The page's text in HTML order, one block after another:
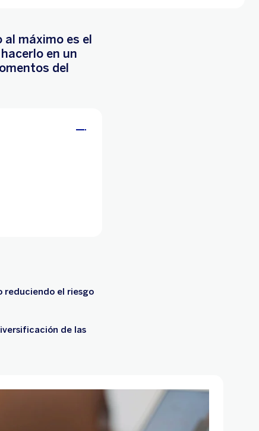
máximo es el
en un
del
reduciendo el riesgo
de las